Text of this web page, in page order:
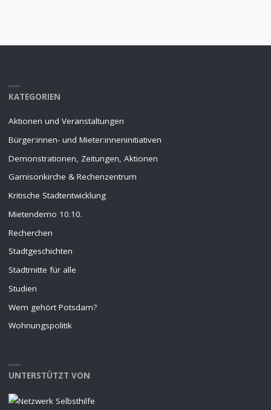
KATEGORIEN
Aktionen und Veranstaltungen
Bürger:innen- und Mieter:inneninitiativen
Demonstrationen, Zeitungen, Aktionen
Garnisonkirche & Rechenzentrum
Kritische Stadtentwicklung
Mietendemo 10.10.
Recherchen
Stadtgeschichten
Stadtmitte für alle
Studien
Wem gehört Potsdam?
Wohnungspolitik
UNTERSTÜTZT VON